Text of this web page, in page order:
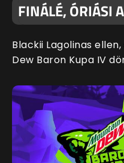
FINÁLÉ, ÓRIÁSI
Blackii Lagolinas
Dew Baron Kupa IV